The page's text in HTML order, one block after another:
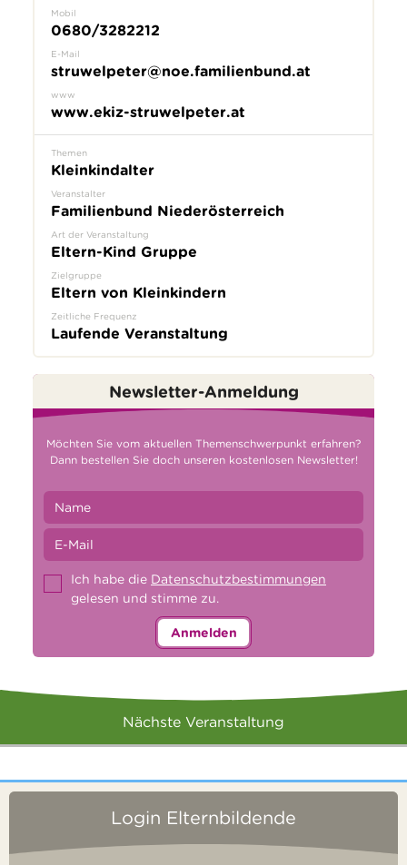
Mobil
0680/3282212
E-Mail
struwelpeter@noe.familienbund.at
www
www.ekiz-struwelpeter.at
Themen
Kleinkindalter
Veranstalter
Familienbund Niederösterreich
Art der Veranstaltung
Eltern-Kind Gruppe
Zielgruppe
Eltern von Kleinkindern
Zeitliche Frequenz
Laufende Veranstaltung
Newsletter-Anmeldung
Möchten Sie vom aktuellen Themenschwerpunkt erfahren?
Dann bestellen Sie doch unseren kostenlosen Newsletter!
Ich habe die Datenschutzbestimmungen
gelesen und stimme zu.
Anmelden
Nächste Veranstaltung
Login Elternbildende